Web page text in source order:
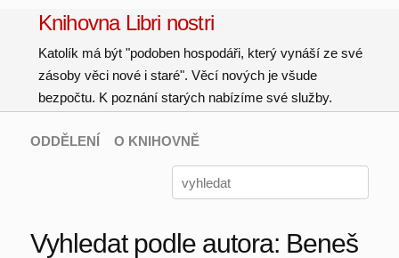
Knihovna Libri nostri
Katolík má být "podoben hospodáři, který vynáší ze své
zásoby věci nové i staré". Věcí nových je všude
bezpočtu. K poznání starých nabízíme své služby.
ODDĚLENÍ O KNIHOVNĚ
Vyhledat podle autora: Beneš